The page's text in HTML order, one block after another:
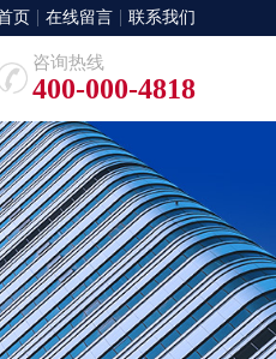
页 在线留言 联系我们
咨询热线
400-000-4818